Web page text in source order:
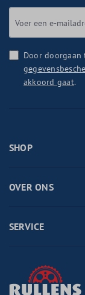
Door doorgaan
akkoord gaat.
SHOP
OVER ONS
SERVICE